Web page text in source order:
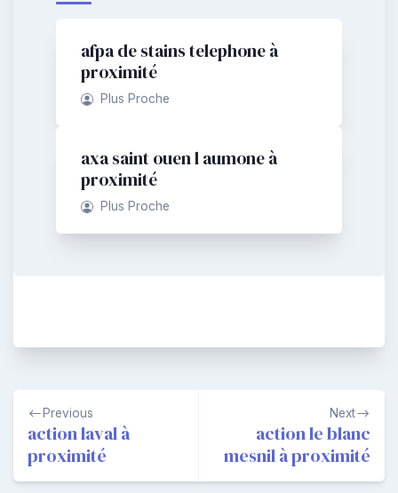
afpa de stains telephone à
proximité
Plus Proche
axa saint ouen l aumone à
proximité
Plus Proche
Navigation
de
l’article
Previous
action laval à
proximité
Next
action le blanc
mesnil à proximité